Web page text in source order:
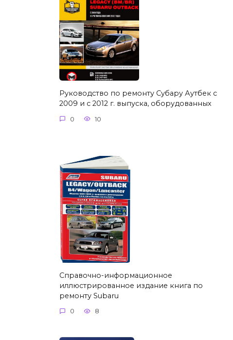
Руководство по ремонту Субару Аутбек с
2009 и с 2012 г. выпуска, оборудованных
0 10
Справочно-информационное
иллюстрированное издание книга по
ремонту Subaru
0 8